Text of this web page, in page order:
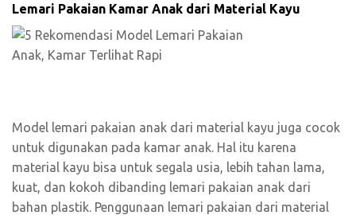
Lemari Pakaian Kamar Anak dari Material Kayu
Model lemari pakaian anak dari material kayu juga cocok
untuk digunakan pada kamar anak. Hal itu karena
material kayu bisa untuk segala usia, lebih tahan lama,
kuat, dan kokoh dibanding lemari pakaian anak dari
bahan plastik. Penggunaan lemari pakaian dari material